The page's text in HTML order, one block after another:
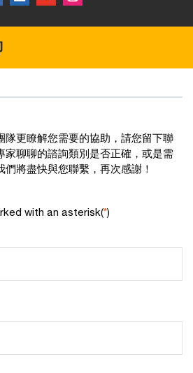
隊更瞭解您需要的協助，請您留下聯
家聊聊的諮詢類別是否正確，或是需
將盡快與您聯繫，再次感謝！
with an asterisk(*)